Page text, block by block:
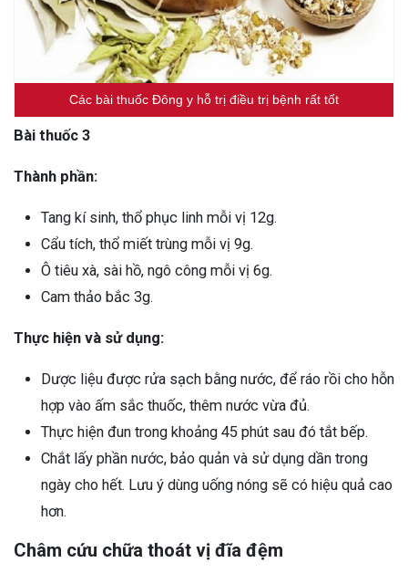
Các bài thuốc Đông y hỗ trị điều trị bệnh rất tốt
Bài thuốc 3
Thành phần:
Tang kí sinh, thổ phục linh mỗi vị 12g.
Cẩu tích, thổ miết trùng mỗi vị 9g.
Ô tiêu xà, sài hồ, ngô công mỗi vị 6g.
Cam thảo bắc 3g.
Thực hiện và sử dụng:
Dược liệu được rửa sạch bằng nước, để ráo rồi cho hỗn
hợp vào ấm sắc thuốc, thêm nước vừa đủ.
Thực hiện đun trong khoảng 45 phút sau đó tắt bếp.
Chắt lấy phần nước, bảo quản và sử dụng dần trong
ngày cho hết. Lưu ý dùng uống nóng sẽ có hiệu quả cao
hơn.
Châm cứu chữa thoát vị đĩa đệm